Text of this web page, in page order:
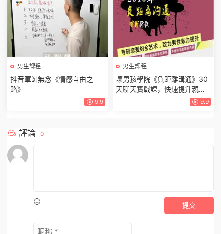
男生課程
抖音軍師無念《情感自由之
路》
9.9
男生課程
壞男孩學院《負距離溝通》30
天聊天實戰課，快速提升親密
9.9
評論 0
提交